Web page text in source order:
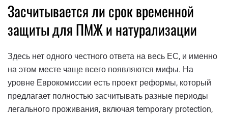
Засчитывается ли срок временной
защиты для ПМЖ и натурализации
Здесь нет одного честного ответа на весь ЕС, и именно
на этом месте чаще всего появляются мифы. На
уровне Еврокомиссии есть проект реформы, который
предлагает полностью засчитывать разные периоды
легального проживания, включая temporary protection,